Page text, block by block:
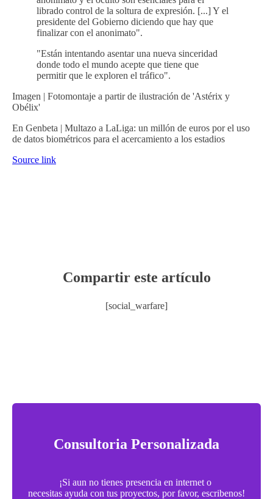
librado control de la soltura de expresión. [...] Y el
presidente del Gobierno diciendo que hay que
finalizar con el anonimato".
"Están intentando asentar una nueva sinceridad
donde todo el mundo acepte que tiene que
permitir que le exploren el tráfico".
Imagen | Fotomontaje a partir de ilustración de 'Astérix y
Obélix'
En Genbeta | Multazo a LaLiga: un millón de euros por el uso
de datos biométricos para el acercamiento a los estadios
Source link
Compartir este artículo
[social_warfare]
Consultoria Personalizada
¡Si aun no tienes presencia en internet o
necesitas ayuda con tus proyectos, por favor, escribenos!